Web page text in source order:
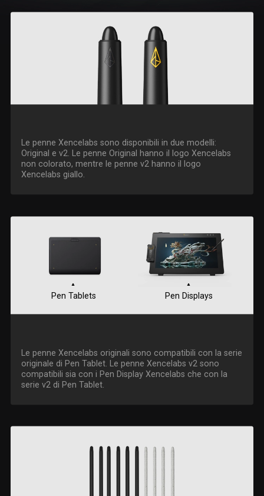
Le penne Xencelabs sono disponibili in due modelli:
Original e v2. Le penne Original hanno il logo Xencelabs
non colorato, mentre le penne v2 hanno il logo
Xencelabs giallo.
Pen Tablets Pen Displays
Le penne Xencelabs originali sono compatibili con la serie
originale di Pen Tablet. Le penne Xencelabs v2 sono
compatibili sia con i Pen Display Xencelabs che con la
serie v2 di Pen Tablet.